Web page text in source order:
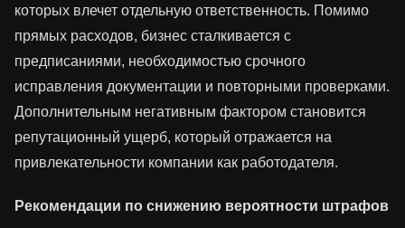
которых влечет отдельную ответственность. Помимо
прямых расходов, бизнес сталкивается с
предписаниями, необходимостью срочного
исправления документации и повторными проверками.
Дополнительным негативным фактором становится
репутационный ущерб, который отражается на
привлекательности компании как работодателя.
Рекомендации по снижению вероятности штрафов